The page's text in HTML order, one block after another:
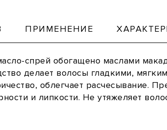
ПРИМЕНЕНИЕ
спрей обогащено маслами
делает волосы гладкими,
облегчает расчесывание.
и липкости. Не утяжеляет